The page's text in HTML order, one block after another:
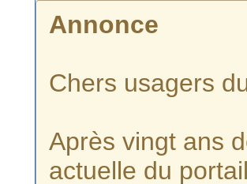
Annonce
Chers usagers
Après vingt ans
actuelle du